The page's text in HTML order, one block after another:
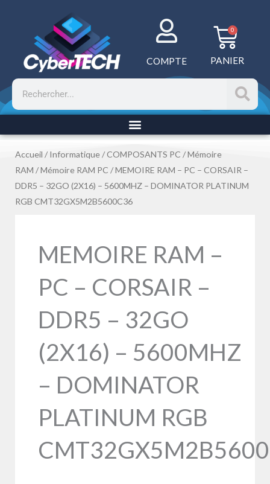
COMPTE
0
PANIER
Rechercher
Accueil /Informatique /COMPOSANTS PC /Mémoire
RAM /Mémoire RAM PC / MEMOIRE RAM – PC – CORSAIR –
DDR5 – 32GO (2X16) – 5600MHZ – DOMINATOR PLATINUM
RGB CMT32GX5M2B5600C36
MEMOIRE RAM –
PC – CORSAIR –
DDR5 – 32GO
(2X16) – 5600MHZ
– DOMINATOR
PLATINUM RGB